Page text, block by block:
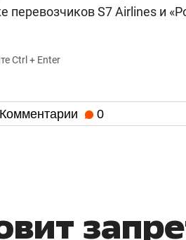
перевозчиков S7 Airlines и
Ctrl + Enter
Комментарии 0